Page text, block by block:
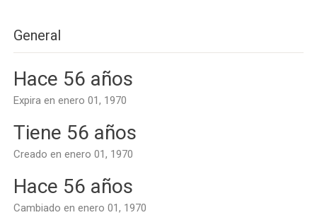
General
Hace 56 años
Expira en enero 01, 1970
Tiene 56 años
Creado en enero 01, 1970
Hace 56 años
Cambiado en enero 01, 1970